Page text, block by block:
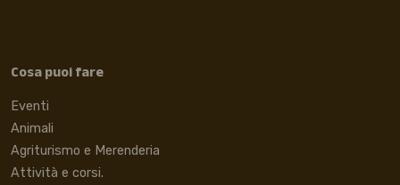
Cosa puoi fare
Eventi
Animali
Agriturismo e Merenderia
Attività e corsi.